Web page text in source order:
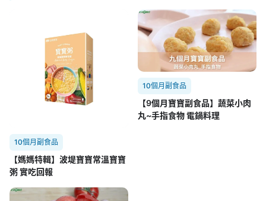
10個月副食品
【媽媽特輯】波堤寶寶常溫寶寶
粥 實吃回報
10個月副食品
【9個月寶寶副食品】蔬菜小肉
丸~手指食物 電鍋料理